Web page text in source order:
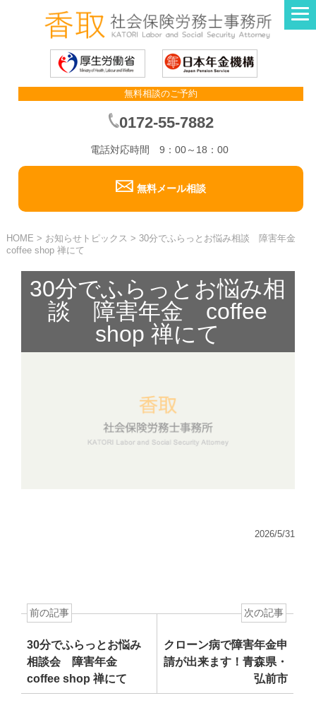
無料相談のご予約
0172-55-7882
電話対応時間 9：00～18：00
無料メール相談
HOME > お知らせトピックス > 30分でふらっとお悩み相談 障害年金
coffee shop 禅にて
30分でふらっとお悩み相
談 障害年金 coffee
shop 禅にて
2026/5/31
前の記事
30分でふらっとお悩み
相談会 障害年金
coffee shop 禅にて
次の記事
クローン病で障害年金申
請が出来ます！青森県・
弘前市